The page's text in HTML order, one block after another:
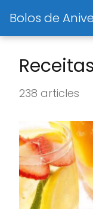
Bolos de
Receitas
238 articles